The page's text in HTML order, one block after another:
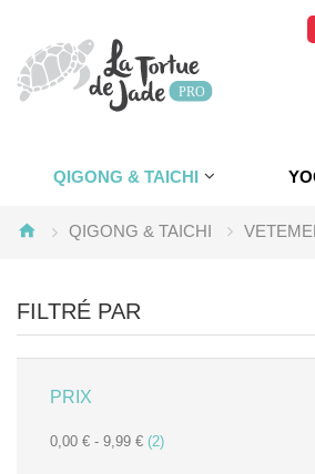
QIGONG & TAICHI
QIGONG & TAICHI
FILTRÉ PAR
PRIX
0,00 € - 9,99 € (2)